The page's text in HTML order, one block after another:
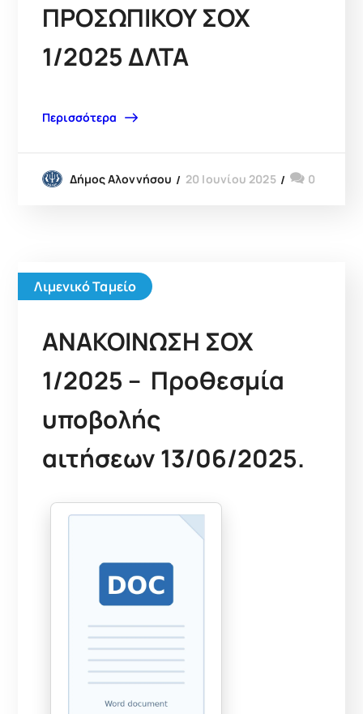
ΠΡΟΣΩΠΙΚΟΥ ΣΟΧ
1/2025 ΔΛΤΑ
Περισσότερα
Δήμος Αλοννήσου 20 Ιουνίου 2025 0
Λιμενικό Ταμείο
ΑΝΑΚΟΙΝΩΣΗ ΣΟΧ
1/2025 – Προθεσμία
υποβολής
αιτήσεων 13/06/2025.